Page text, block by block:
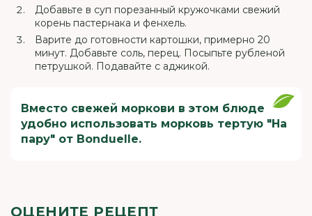
Добавьте в суп порезанный кружочками свежий
корень пастернака и фенхель.
Варите до готовности картошки, примерно 20
минут. Добавьте соль, перец. Посыпьте рубленой
петрушкой. Подавайте с аджикой.
Вместо свежей моркови в этом блюде
удобно использовать морковь тертую "На
пару" от Bonduelle.
ОЦЕНИТЕ РЕЦЕПТ